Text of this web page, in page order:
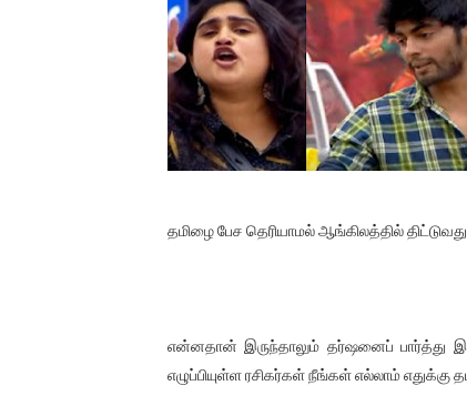
வர்ராரு...வர்ராரு...
கைது செய்யப்பட்ட இளைஞன்
தடுப்பூசியை பெற்றுக்
சிறுமியை பாலியல்
பிரபல நடிகை தூக்கிட்டு
தியாகதீபம் லெப்.கேணல்
ஐ.நா முன்றலில் சீரற்ற
தமிழை பேச தெரியாமல் ஆங்கிலத்தில்
என்னதான் இருந்தாலும் தர்ஷனைப்
எழுப்பியுள்ள ரசிகர்கள் நீங்கள் எல்லாம் எதுக்கு